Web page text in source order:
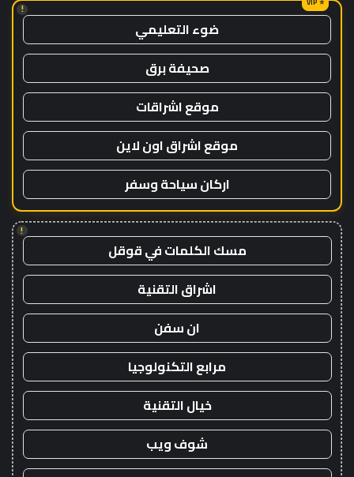
!
ضوء التعليمي
صحيفة برق
موقع اشراقات
موقع اشراق اون لاين
اركان سياحة وسفر
!
مسك الكلمات في قوقل
اشراق التقنية
ان سفن
مرابع التكنولوجيا
خيال التقنية
شوف ويب